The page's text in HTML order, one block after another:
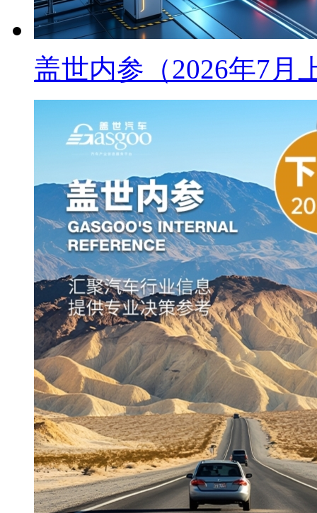
盖世内参（2026年7月